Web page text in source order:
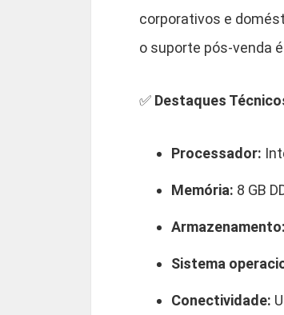
corporativos e
o suporte pós-venda
✅ Destaques
Processador:
Memória: 8 GB
Armazenamento:
Sistema
Conectividade: